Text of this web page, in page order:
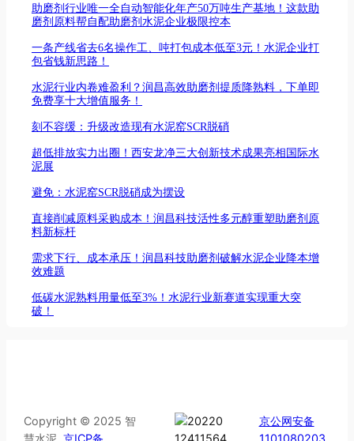
助磨剂行业唯一全自动智能化年产50万吨生产基地！这款助
磨剂原料帮自配助磨剂水泥企业极限控本
一条产线省去6名操作工、吨打包成本低至3元！水泥企业打
包省钱新思路！
水泥行业内卷难盈利？润昌高效助磨剂提质降熟料，下单即
免费享十大增值服务！
刻不容缓：升级改造现有水泥窑SCR脱硝
超低排放实力出圈！西安龙净三大创新技术成果亮相国际水
泥展
避免：水泥窑SCR脱硝成为摆设
直接削减原料采购成本！润昌科技活性多元醇重塑助磨剂原
料新标杆
需求下行、成本承压！润昌科技助磨剂破解水泥企业降本增
效难题
低碳水泥熟料用量低至3%！水泥行业新赛道实现重大突
破！
Copyright © 2025 智
慧水泥京ICP备
京公网安备
1101080203